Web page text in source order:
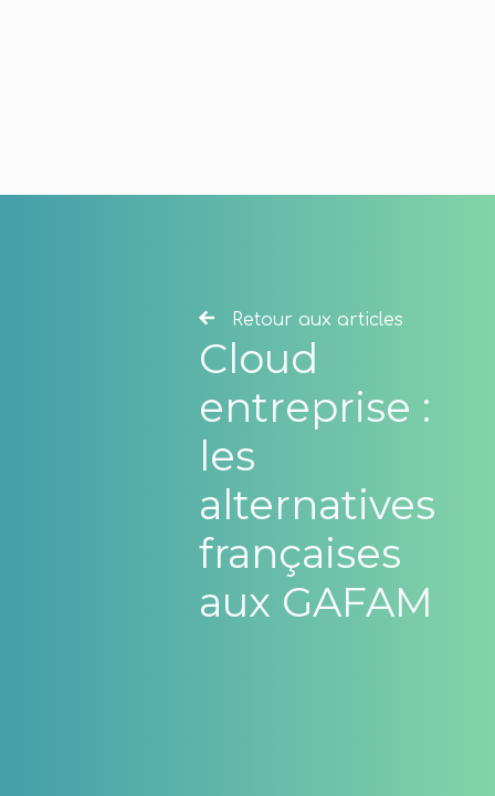
Retour aux articles
Cloud
entreprise :
les
alternatives
françaises
aux GAFAM